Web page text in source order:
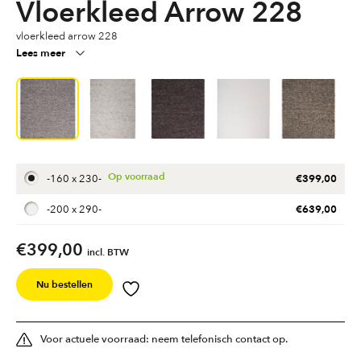
Vloerkleed Arrow 228
vloerkleed arrow 228
Lees meer
-160 x 230- €399,00
-200 x 290- €639,00
€399,00 incl. BTW
Nu bestellen
Voor actuele voorraad: neem telefonisch contact op.